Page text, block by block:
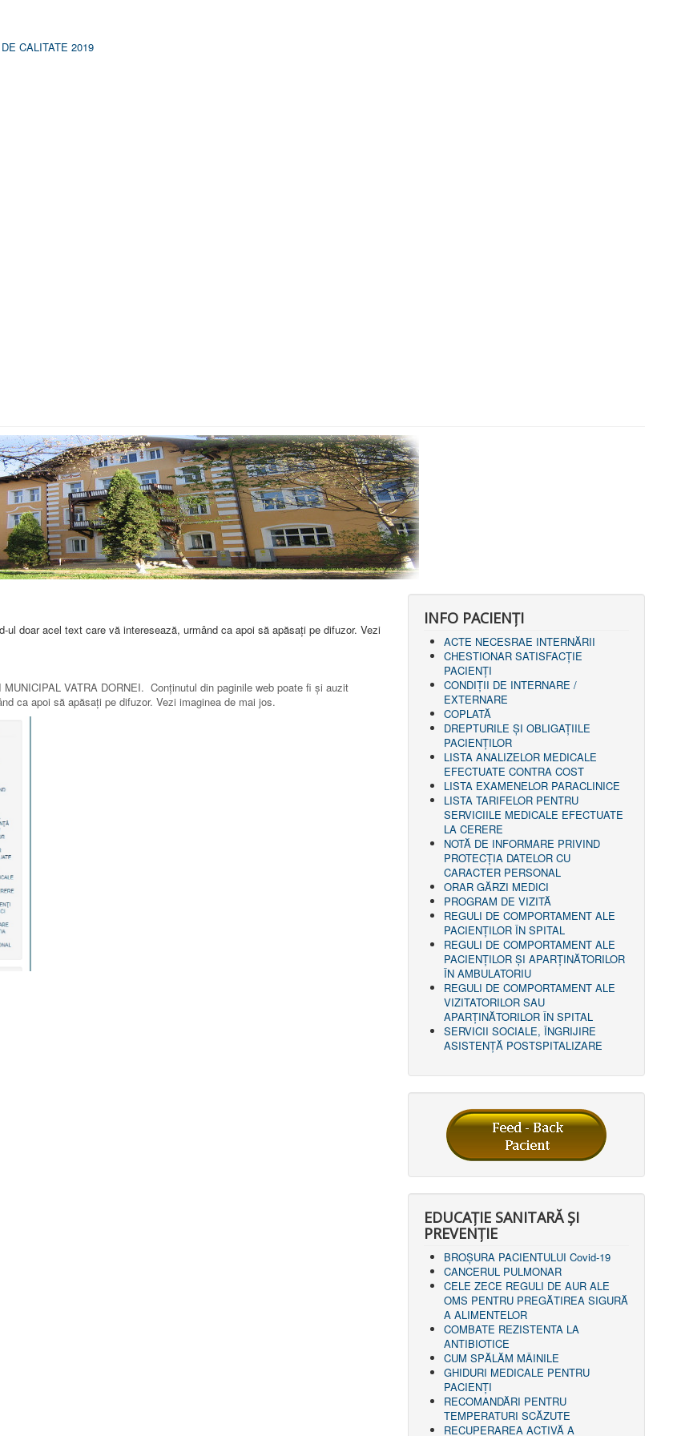
CALITATE 2019
doar acel text care vă interesează, urmând ca apoi să apăsaţi pe difuzor. Vezi
VATRA DORNEI. Conţinutul din paginile web poate fi şi auzit
ca apoi să apăsaţi pe difuzor. Vezi imaginea de mai jos.
INFO PACIENŢI
ACTE NECESRAE INTERNĂRII
CHESTIONAR SATISFACŢIE
PACIENŢI
CONDIȚII DE INTERNARE /
EXTERNARE
COPLATĂ
DREPTURILE ŞI OBLIGAŢIILE
PACIENȚILOR
LISTA ANALIZELOR MEDICALE
EFECTUATE CONTRA COST
LISTA EXAMENELOR PARACLINICE
LISTA TARIFELOR PENTRU
SERVICIILE MEDICALE EFECTUATE
LA CERERE
NOTĂ DE INFORMARE PRIVIND
PROTECŢIA DATELOR CU
CARACTER PERSONAL
ORAR GĂRZI MEDICI
PROGRAM DE VIZITĂ
REGULI DE COMPORTAMENT ALE
PACIENȚILOR ÎN SPITAL
REGULI DE COMPORTAMENT ALE
PACIENȚILOR ȘI APARȚINĂTORILOR
ÎN AMBULATORIU
REGULI DE COMPORTAMENT ALE
VIZITATORILOR SAU
APARȚINĂTORILOR ÎN SPITAL
SERVICII SOCIALE, ÎNGRIJIRE
ASISTENŢĂ POSTSPITALIZARE
EDUCAȚIE SANITARĂ ȘI
PREVENȚIE
BROȘURA PACIENTULUI Covid-19
CANCERUL PULMONAR
CELE ZECE REGULI DE AUR ALE
OMS PENTRU PREGĂTIREA SIGURĂ
A ALIMENTELOR
COMBATE REZISTENTA LA
ANTIBIOTICE
CUM SPĂLĂM MÂINILE
GHIDURI MEDICALE PENTRU
PACIENȚI
RECOMANDĂRI PENTRU
TEMPERATURI SCĂZUTE
RECUPERAREA ACTIVĂ A